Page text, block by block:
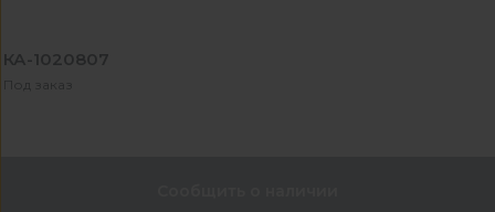
КА-1020807
Под заказ